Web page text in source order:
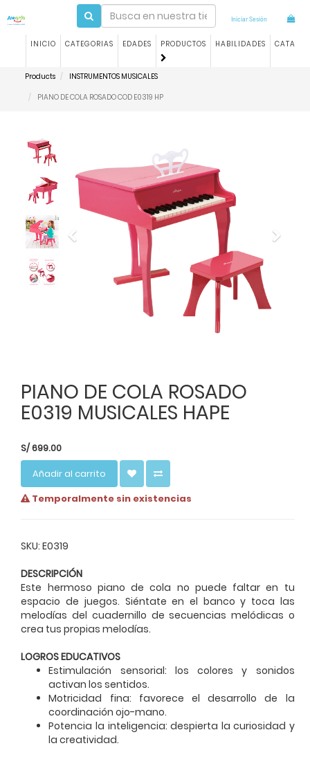
Iniciar Sesión
INICIO CATEGORIAS EDADES PRODUCTOS HABILIDADES
Products
INSTRUMENTOS MUSICALES
PIANO DE COLA ROSADO COD E0319 HP
Previous
PIANO DE COLA ROSADO
E0319 MUSICALES HAPE
S/699.00
Añadir al carrito
Temporalmente sin existencias
SKU: E0319
DESCRIPCIÓN
Este hermoso piano de cola no puede faltar en tu
espacio de juegos. Siéntate en el banco y toca las
melodías del cuadernillo de secuencias melódicas o
crea tus propias melodías.
LOGROS EDUCATIVOS
Estimulación sensorial: los colores y sonidos
activan los sentidos.
Motricidad fina: favorece el desarrollo de la
coordinación ojo-mano.
Potencia la inteligencia: despierta la curiosidad y
la creatividad.